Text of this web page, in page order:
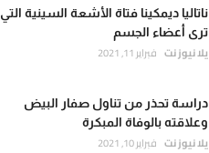
ناتاليا ديمكينا فتاة الأشعة السينية التي
ترى أعضاء الجسم
يلا نيوز نت فبراير 11, 2021
دراسة تحذر من تناول صفار البيض
وعلاقته بالوفاة المبكرة
يلا نيوز نت فبراير 10, 2021